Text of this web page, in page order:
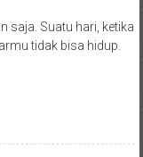
saja. Suatu hari, ketika
tidak bisa hidup.